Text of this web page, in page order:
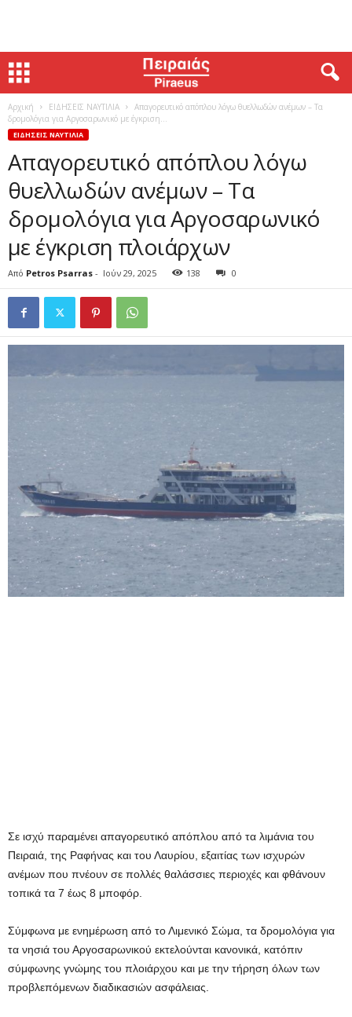
Αρχική ΕΙΔΗΣΕΙΣ ΝΑΥΤΙΛΙΑ
Απαγορευτικό απόπλου λόγω θυελλωδών ανέμων – Τα
δρομολόγια για Αργοσαρωνικό με έγκριση...
ΕΙΔΗΣΕΙΣ ΝΑΥΤΙΛΙΑ
Απαγορευτικό απόπλου λόγω
θυελλωδών ανέμων – Τα
δρομολόγια για Αργοσαρωνικό
με έγκριση πλοιάρχων
Από Petros Psarras - Ιούν 29, 2025 138 0
Σε ισχύ παραμένει απαγορευτικό απόπλου από τα λιμάνια του
Πειραιά, της Ραφήνας και του Λαυρίου, εξαιτίας των ισχυρών
ανέμων που πνέουν σε πολλές θαλάσσιες περιοχές και φθάνουν
τοπικά τα 7 έως 8 μποφόρ.
Σύμφωνα με ενημέρωση από το Λιμενικό Σώμα, τα δρομολόγια για
τα νησιά του Αργοσαρωνικού εκτελούνται κανονικά, κατόπιν
σύμφωνης γνώμης του πλοιάρχου και με την τήρηση όλων των
προβλεπόμενων διαδικασιών ασφάλειας.